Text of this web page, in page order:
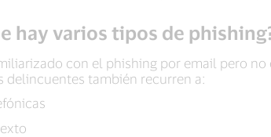
hay varios tipos de
con el phishing por email pero
delincuentes también recurren a: